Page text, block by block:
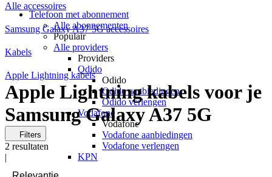
Telefoon met abonnement
Alle abonnementen
Populair
Alle providers
Providers
Odido
Odido
Odido aanbiedingen
Odido verlengen
Vodafone
Vodafone
Vodafone aanbiedingen
Vodafone verlengen
KPN
Alle accessoires
Samsung Galaxy A37 5G accessoires
Kabels
Apple Lightning kabels
Apple Lightning kabels voor je
Samsung Galaxy A37 5G
Filters
2 resultaten
|